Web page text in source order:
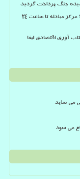
مهلت واریز وجه الضمان برای شرکت در حراج شمش طلا مرکز مبادله تا ساعت ۲۴
آوری اقتصادی ایفا
می نماید